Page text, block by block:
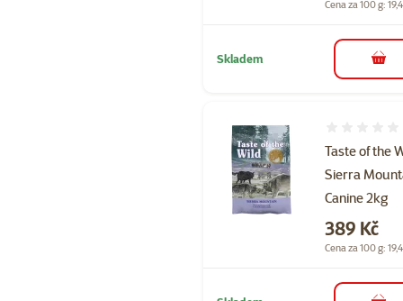
Cena za 100 g:
Skladem do
Taste of the
Sierra
Canine 2kg
Cena
389 Kč
Cena za 100 g: